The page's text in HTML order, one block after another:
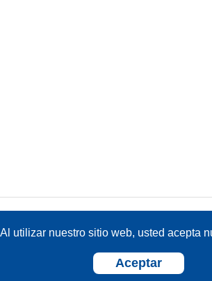
utilizar nuestro sitio web, usted acepta
Aceptar
Sistema OJS 3.4.0.9